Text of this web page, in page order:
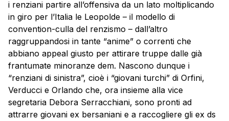
i renziani partire all’offensiva da un lato moltiplicando
in giro per l’Italia le Leopolde – il modello di
convention-culla del renzismo – dall’altro
raggruppandosi in tante “anime” o correnti che
abbiano appeal giusto per attirare truppe dalle già
frantumate minoranze dem. Nascono dunque i
“renziani di sinistra”, cioè i “giovani turchi” di Orfini,
Verducci e Orlando che, ora insieme alla vice
segretaria Debora Serracchiani, sono pronti ad
attrarre giovani ex bersaniani e a raccogliere gli ex ds